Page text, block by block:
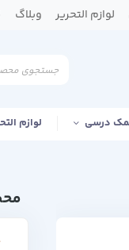
لوازم التحریر وبلاگ
درسی لوازم